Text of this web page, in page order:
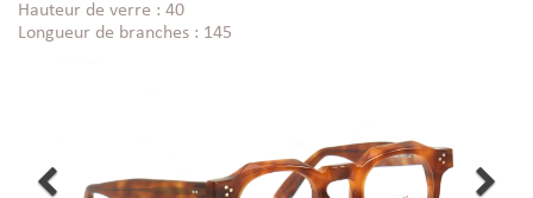
Hauteur de verre : 40
Longueur de branches : 145